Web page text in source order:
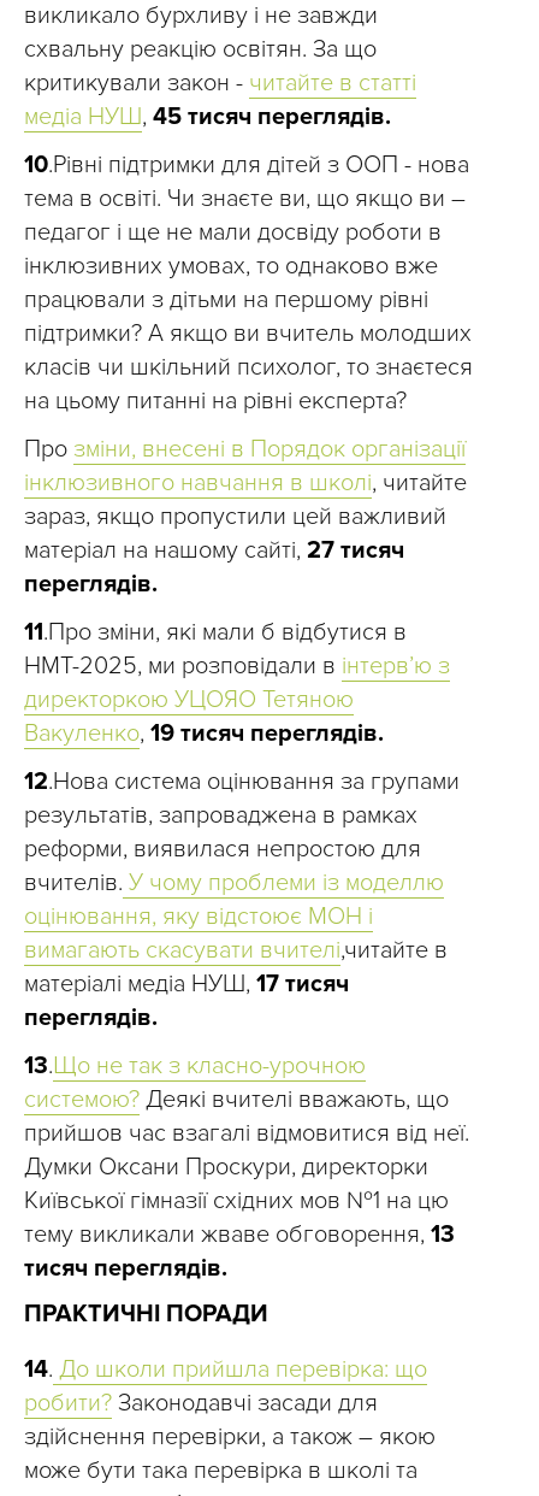
викликало бурхливу і не завжди
схвальну реакцію освітян. За що
критикували закон - читайте в статті
медіа НУШ, 45 тисяч переглядів.
10.Рівні підтримки для дітей з ООП - нова
тема в освіті. Чи знаєте ви, що якщо ви –
педагог і ще не мали досвіду роботи в
інклюзивних умовах, то однаково вже
працювали з дітьми на першому рівні
підтримки? А якщо ви вчитель молодших
класів чи шкільний психолог, то знаєтеся
на цьому питанні на рівні експерта?
Про зміни, внесені в Порядок організації
інклюзивного навчання в школі, читайте
зараз, якщо пропустили цей важливий
матеріал на нашому сайті, 27 тисяч
переглядів.
11.Про зміни, які мали б відбутися в
НМТ-2025, ми розповідали в інтерв’ю з
директоркою УЦОЯО Тетяною
Вакуленко, 19 тисяч переглядів.
12.Нова система оцінювання за групами
результатів, запроваджена в рамках
реформи, виявилася непростою для
вчителів. У чому проблеми із моделлю
оцінювання, яку відстоює МОН і
вимагають скасувати вчителі,читайте в
матеріалі медіа НУШ, 17 тисяч
переглядів.
13.Що не так з класно-урочною
системою? Деякі вчителі вважають, що
прийшов час взагалі відмовитися від неї.
Думки Оксани Проскури, директорки
Київської гімназії східних мов №1 на цю
тему викликали жваве обговорення, 13
тисяч переглядів.
ПРАКТИЧНІ ПОРАДИ
14. До школи прийшла перевірка: що
робити? Законодавчі засади для
здійснення перевірки, а також – якою
може бути така перевірка в школі та